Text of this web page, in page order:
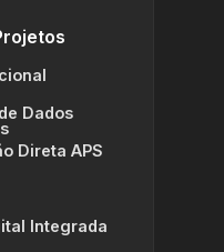
Dados
Direta APS
Integrada